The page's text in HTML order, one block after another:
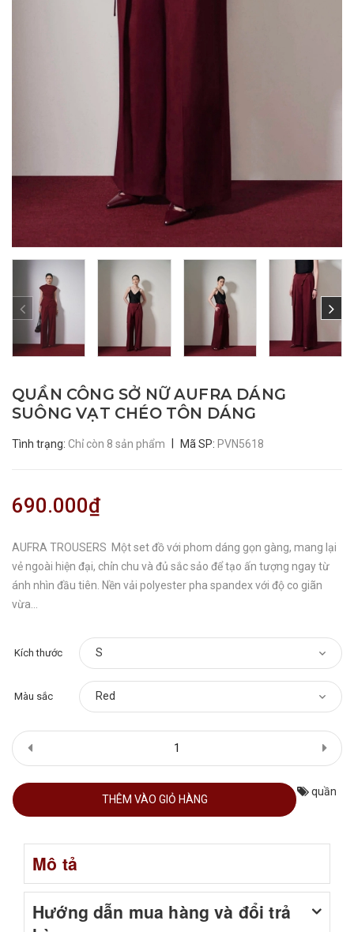
QUẦN CÔNG SỞ NỮ AUFRA DÁNG
SUÔNG VẠT CHÉO TÔN DÁNG
Tình trạng: Chỉ còn 8 sản phẩm Mã SP: PVN5618
690.000₫
AUFRA TROUSERS Một set đồ với phom dáng gọn gàng, mang lại
vẻ ngoài hiện đại, chỉn chu và đủ sắc sảo để tạo ấn tượng ngay từ
ánh nhìn đầu tiên. Nền vải polyester pha spandex với độ co giãn
vừa...
Kích thước
Màu sắc
THÊM VÀO GIỎ HÀNG
quần
Mô tả
Hướng dẫn mua hàng và đổi trả